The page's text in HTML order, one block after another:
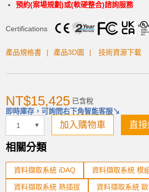
預約(案場規劃)或(軟硬整合)諮詢服務
Certifications
產品規格書 產品3D圖 技術資源下載
NT$15,425 已含稅
即時庫存，可詢問右下角智能客服↘
加入購物車 直
相關分類
資料擷取系統 iDAQ 資料擷取系統 模
資料擷取系統 熱插拔 資料擷取系統